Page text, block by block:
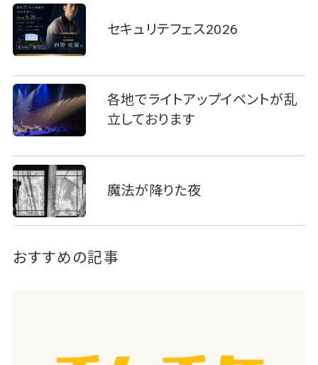
セキュリテフェス2026
各地でライトアップイベントが乱
立しております
魔法が降りた夜
おすすめの記事